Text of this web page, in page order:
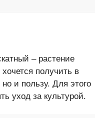
– растение
получить в
и пользу. Для этого
уход за культурой.